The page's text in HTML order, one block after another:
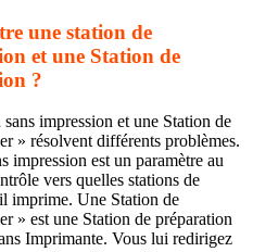
une station de
et une Station de
?
impression et une Station de
» résolvent différents problèmes.
impression est un paramètre au
vers quelles stations de
imprime. Une Station de
» est une Station de préparation
Imprimante. Vous lui redirigez